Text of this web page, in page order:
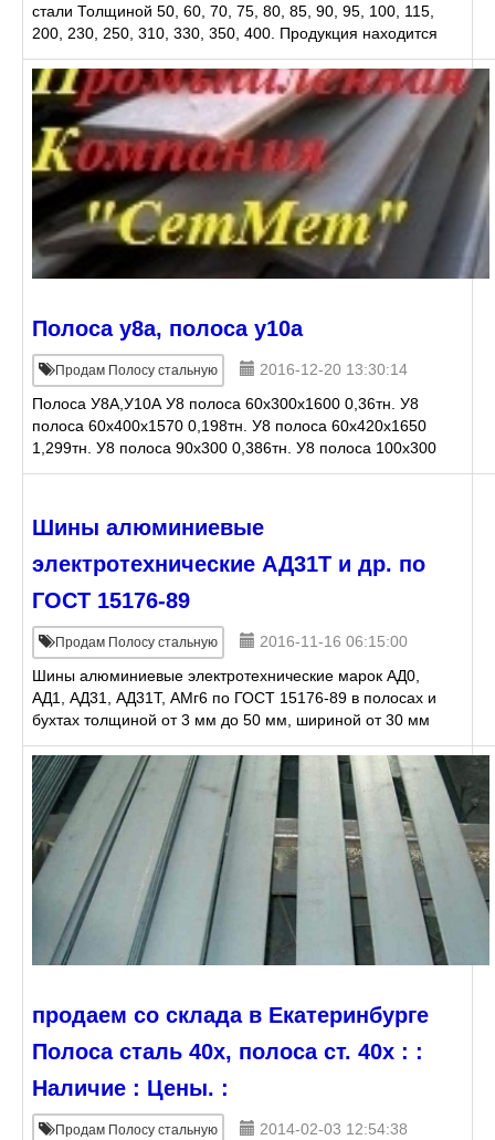
стали Толщиной 50, 60, 70, 75, 80, 85, 90, 95, 100, 115,
200, 230, 250, 310, 330, 350, 400. Продукция находится
на складе г.Екатеринбург Полную инф
Полоса у8а, полоса у10а
Продам Полосу стальную
2016-12-20 13:30:14
Полоса У8А,У10А У8 полоса 60х300х1600 0,36тн. У8
полоса 60х400х1570 0,198тн. У8 полоса 60х420х1650
1,299тн. У8 полоса 90х300 0,386тн. У8 полоса 100х300
1,923тн. У8 полоса 110х310 1,008тн.
Шины алюминиевые
электротехнические АД31Т и др. по
ГОСТ 15176-89
Продам Полосу стальную
2016-11-16 06:15:00
Шины алюминиевые электротехнические марок АД0,
АД1, АД31, АД31Т, АМг6 по ГОСТ 15176-89 в полосах и
бухтах толщиной от 3 мм до 50 мм, шириной от 30 мм
до 260 мм (3х30, 4х40, 5х50, 10х100, 20х260 и т.д.
продаем со склада в Екатеринбурге
Полоса сталь 40х, полоса ст. 40х : :
Наличие : Цены. :
Продам Полосу стальную
2014-02-03 12:54:38